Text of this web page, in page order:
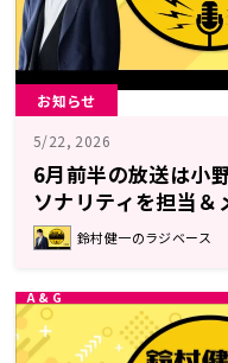
お知らせ
5/22, 2026
6月前半の放送は小
ソナリティを担当＆
健一のラジベース』
鈴村健一のラジベース